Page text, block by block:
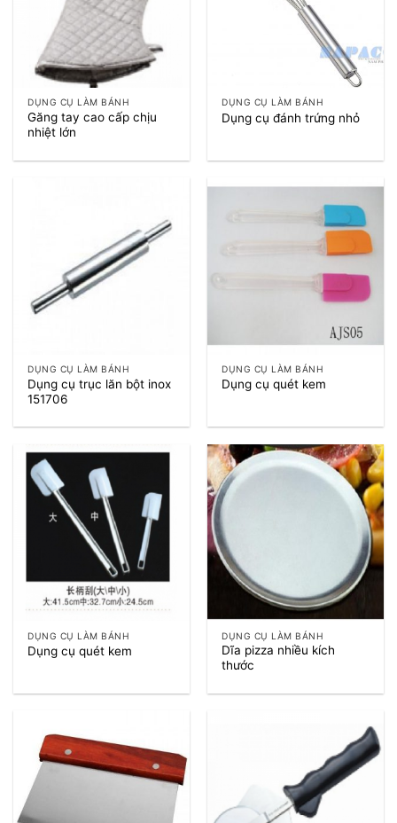
DỤNG CỤ LÀM BÁNH
Găng tay cao cấp chịu
nhiệt lớn
DỤNG CỤ LÀM BÁNH
Dụng cụ đánh trứng nhỏ
DỤNG CỤ LÀM BÁNH
Dụng cụ trục lăn bột inox
151706
DỤNG CỤ LÀM BÁNH
Dụng cụ quét kem
DỤNG CỤ LÀM BÁNH
Dụng cụ quét kem
DỤNG CỤ LÀM BÁNH
Dĩa pizza nhiều kích
thước